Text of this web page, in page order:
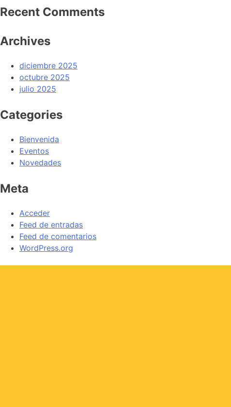
Recent Comments
Archives
diciembre 2025
octubre 2025
julio 2025
Categories
Bienvenida
Eventos
Novedades
Meta
Acceder
Feed de entradas
Feed de comentarios
WordPress.org